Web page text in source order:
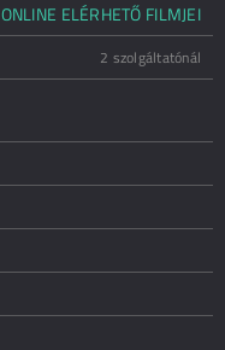
ONLINE ELÉRHETŐ FILMJEI
2 szolgáltatónál